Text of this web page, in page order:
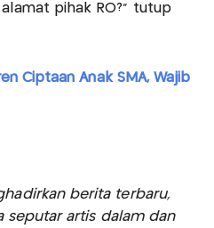
pihak RO?" tutup
Ciptaan Anak SMA, Wajib
berita terbaru,
seputar artis dalam dan